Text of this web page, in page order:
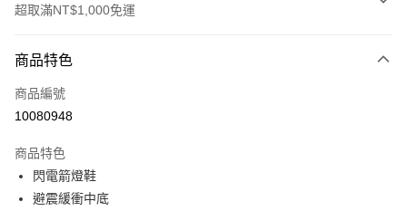
超取滿NT$1,000免運
信用卡一次付款
超商取貨付款
運送方式
全家取貨付款
每筆NT$60，滿NT$1,000(含以上)免運費
商品特色
商品編號
10080948
商品特色
閃電箭燈鞋
避震緩衝中底